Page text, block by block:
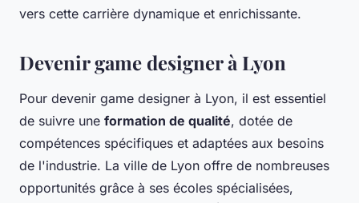
vers cette carrière dynamique et enrichissante.
Devenir game designer à Lyon
Pour devenir game designer à Lyon, il est essentiel
de suivre une formation de qualité, dotée de
compétences spécifiques et adaptées aux besoins
de l'industrie. La ville de Lyon offre de nombreuses
opportunités grâce à ses écoles spécialisées,